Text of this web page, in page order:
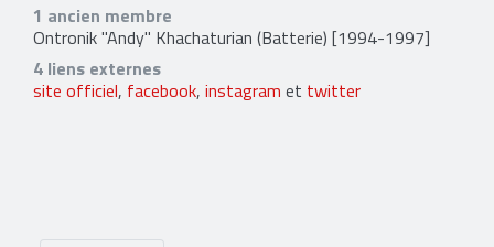
1 ancien membre
Ontronik "Andy" Khachaturian (Batterie) [1994-1997]
4 liens externes
site officiel, facebook, instagram et twitter